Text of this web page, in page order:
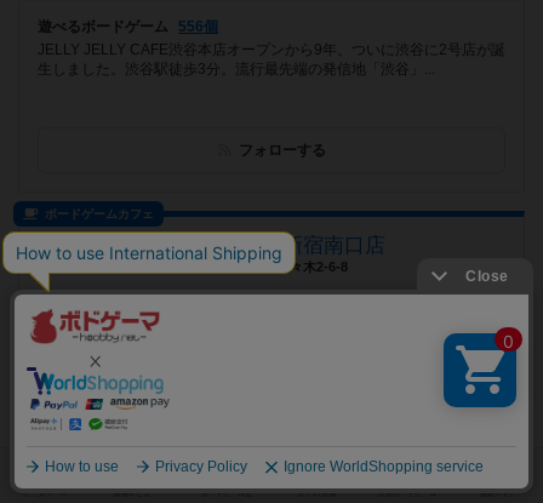
遊べるボードゲーム
556個
JELLY JELLY CAFE渋谷本店オープンから9年。ついに渋谷に2号店が誕
生しました。渋谷駅徒歩3分。流行最先端の発信地「渋谷」...
フォローする
ボードゲームカフェ
リトルケイブ新宿南口店
東京都渋谷区代々木2-6-8
遊べるボードゲーム
ＪＲ新宿駅の南口から徒歩２分 お一人様でもご家族や友達でも遊べる
料理とお酒の美味しいボードゲームカフェです